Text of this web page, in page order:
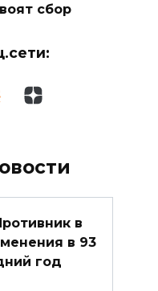
сбор
в
в 93
год